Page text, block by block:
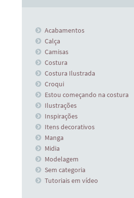
Acabamentos
Calça
Camisas
Costura
Costura Ilustrada
Croqui
Estou começando na costura
Ilustrações
Inspirações
Itens decorativos
Manga
Midia
Modelagem
Sem categoria
Tutoriais em vídeo